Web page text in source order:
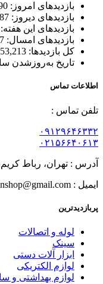
بازدیدهای امروز:
بازدیدهای دیروز:
بازدیدهای این هفته:
بازدیدهای امسال:
کل بازدیدها:
تاریخ به‌روزشدن
اطلاعات تماس
تلفن تماس :
۰۹۱۲۹۶۴۶۳۳۲
۰۲۱۵۶۶۴۰۶۱۳
آدرس : تهران، رباط
ایمیل : Pishbinshop@gmail.com
پربازدیدترین
لوله و اتصالات
سینک
ابزار آلات دستی
لوازم الکتریکی
لوازم بهداشتی و